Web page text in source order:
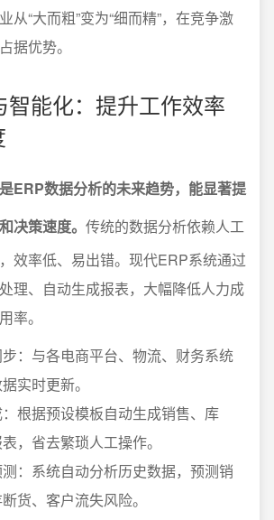
从“大而粗”变为“细而精”，在竞争激
据优势。
智能化：提升工作效率
ERP数据分析的未来趋势，能显著提
决策速度。 传统的数据分析依赖人工
效率低、易出错。现代ERP系统通过
理、自动生成报表，大幅降低人力成
率。
：与各电商平台、物流、财务系统
实时更新。
根据预设模板自动生成销售、库
，省去繁琐人工操作。
：系统自动分析历史数据，预测销
货、客户流失风险。